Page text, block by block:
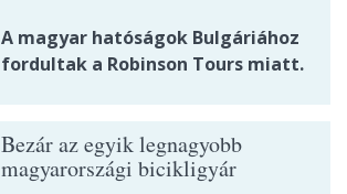
A magyar hatóságok Bulgáriához
fordultak a Robinson Tours miatt.
Bezár az egyik legnagyobb
magyarországi bicikligyár